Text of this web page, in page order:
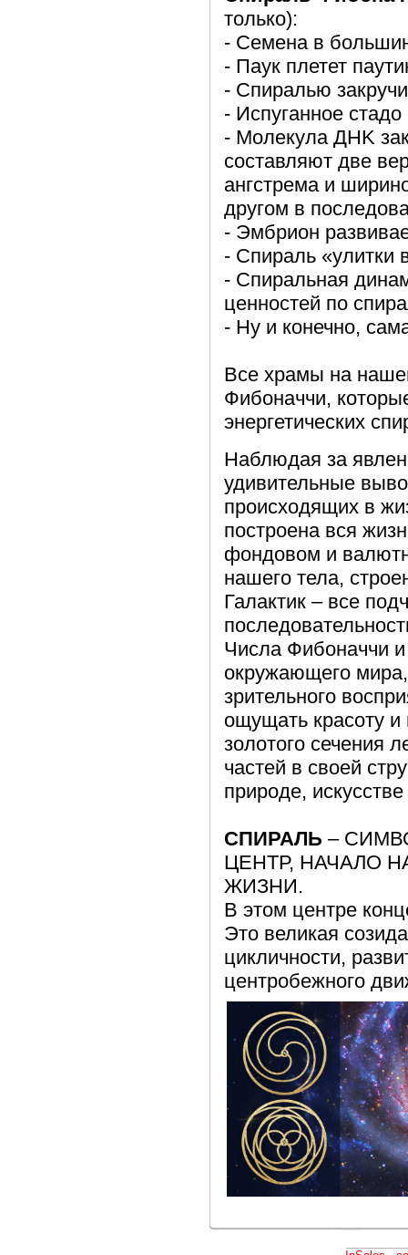
только):
- Семена в
- Паук плетет
- Спиралью
- Испуганное
- Молекула ДНK
составляют две
ангстрема и
другом в
- Эмбрион
- Спираль «улитки
- Спиральная
ценностей по
- Ну и конечно,
Все храмы на
Фибоначчи,
энергетических
Наблюдая за
удивительные
происходящих в
построена вся
фондовом и
нашего тела,
Галактик – все
Числа Фибоначчи и
окружающего
зрительного
ощущать красоту
золотого сечения
частей в своей
природе,
СПИРАЛЬ –
ЦЕНТР, НАЧАЛО
ЖИЗНИ.
В этом центре
Это великая
цикличности,
центробежного